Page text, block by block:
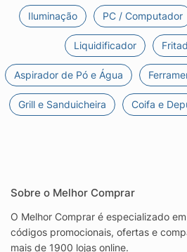
Iluminação PC / Computador
Liquidificador
Aspirador de Pó e Água
Grill e Sanduicheira Coifa e
Sobre o Melhor Comprar
O Melhor Comprar é especializado
códigos promocionais, ofertas e
mais de 1900 lojas online.